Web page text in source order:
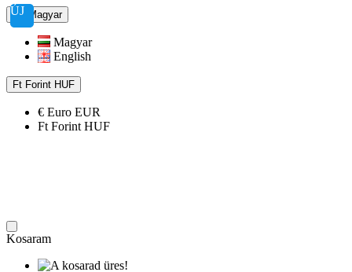
Magyar
Magyar
English
Ft Forint HUF
€ Euro EUR
Ft Forint HUF
Kosaram
ÚJ